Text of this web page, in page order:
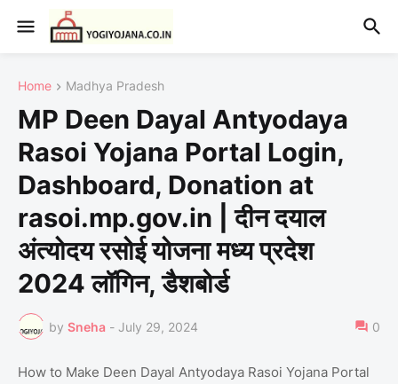
Home Madhya Pradesh
MP Deen Dayal Antyodaya
Rasoi Yojana Portal Login,
Dashboard, Donation at
rasoi.mp.gov.in | दीन दयाल
अंत्योदय रसोई योजना मध्य प्रदेश
2024 लॉगिन, डैशबोर्ड
by Sneha - July 29, 2024 0
How to Make Deen Dayal Antyodaya Rasoi Yojana Portal